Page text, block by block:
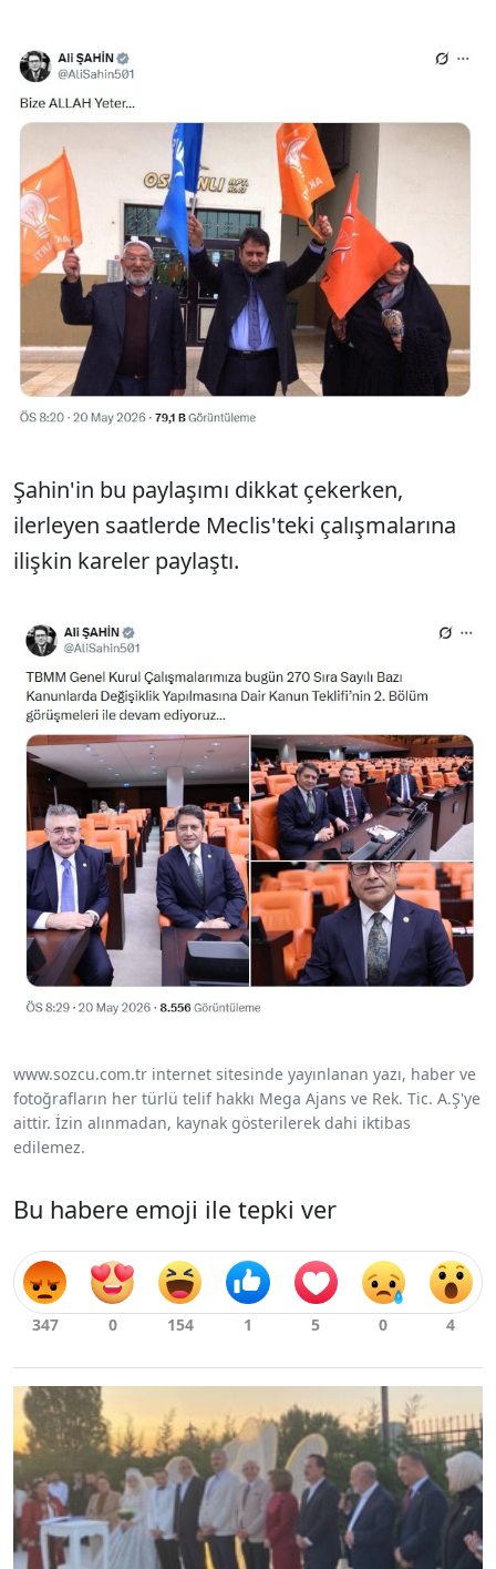
Şahin'in bu paylaşımı dikkat çekerken,
ilerleyen saatlerde Meclis'teki çalışmalarına
ilişkin kareler paylaştı.
www.sozcu.com.tr internet sitesinde yayınlanan yazı, haber ve
fotoğrafların her türlü telif hakkı Mega Ajans ve Rek. Tic. A.Ş'ye
aittir. İzin alınmadan, kaynak gösterilerek dahi iktibas
edilemez.
Bu habere emoji ile tepki ver